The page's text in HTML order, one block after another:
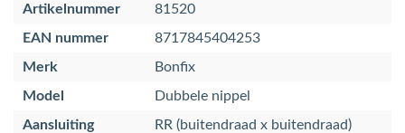
Artikelnummer
81520
EAN nummer
8717845404253
Merk
Bonfix
Model
Dubbele nippel
Aansluiting
RR (buitendraad x buitendraad)